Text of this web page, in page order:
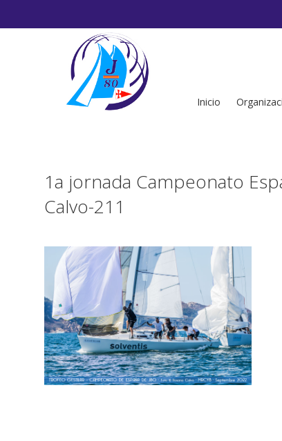
Inicio
1a jornada Campeonato
Calvo-211